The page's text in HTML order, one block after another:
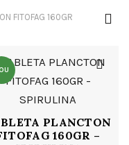
FITOFAG 160GR
PLANCTON
160GR –